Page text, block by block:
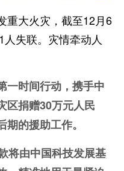
重大火灾，截至12月6
失联。灾情牵动人
一时间行动，携手中
区捐赠30万元人民
的援助工作。
将由中国科技发展基